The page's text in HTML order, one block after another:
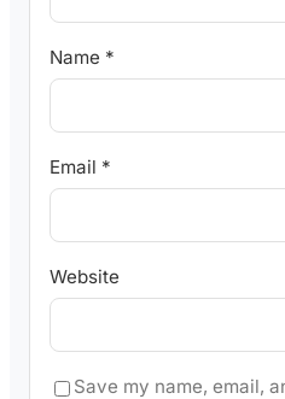
Name *
Email *
Website
Save my name, email,